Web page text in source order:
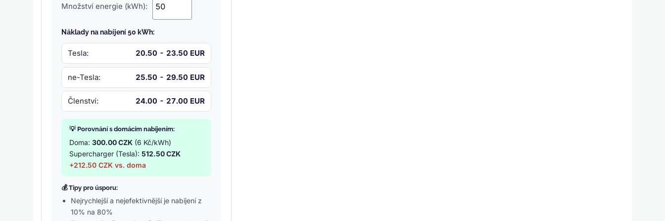
Množství energie (kWh):
Náklady na nabíjení 50 kWh:
Tesla: 20.50 - 23.50 EUR
ne-Tesla: 25.50 - 29.50 EUR
Členství: 24.00 - 27.00 EUR
💡 Porovnání s domácím nabíjením:
Doma:300.00 CZK (6 Kč/kWh)
Supercharger (Tesla):512.50 CZK
+212.50 CZK vs. doma
💰 Tipy pro úsporu:
Nejrychlejší a nejefektivnější je nabíjení z
10% na 80%